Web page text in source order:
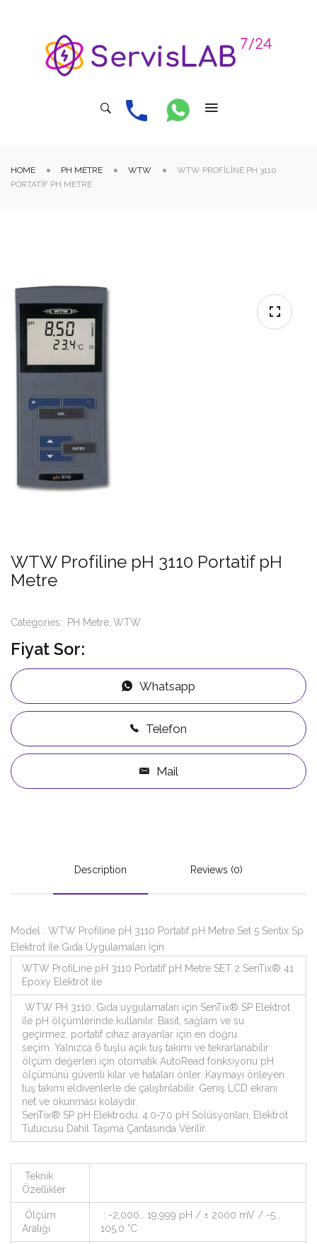
HOME PH METRE WTW
WTW PROFILINE PH 3110
PORTATIF PH METRE
WTW Profiline pH 3110 Portatif pH
Metre
Categories: PH Metre WTW
Fiyat Sor:
Whatsapp
Telefon
Mail
Description Reviews (0)
Model : WTW Profiline pH 3110 Portatif pH Metre Set 5 Sentix Sp
Elektrot İle Gıda Uygulamaları İçin
WTW ProfiLine pH 3110 Portatif pH Metre SET 2 SenTix® 41
Epoxy Elektrot ile
WTW PH 3110; Gıda uygulamaları için SenTix® SP Elektrot
ile pH ölçümlerinde kullanılır. Basit, sağlam ve su
geçirmez, portatif cihaz arayanlar için en doğru
seçim. Yalnızca 6 tuşlu açık tuş takımı ve tekrarlanabilir
ölçüm değerleri için otomatik AutoRead fonksiyonu pH
ölçümünü güvenli kılar ve hataları önler. Kaymayı önleyen
tuş takımı eldivenlerle de çalıştırılabilir. Geniş LCD ekranı
net ve okunması kolaydır.
SenTix® SP pH Elektrodu, 4.0-7.0 pH Solüsyonları, Elektrot
Tutucusu Dahil Taşıma Çantasında Verilir.
Teknik
Özellikler
Ölçüm
Aralığı
: -2,000… 19,999 pH / ± 2000 mV / -5…
105.0 °C